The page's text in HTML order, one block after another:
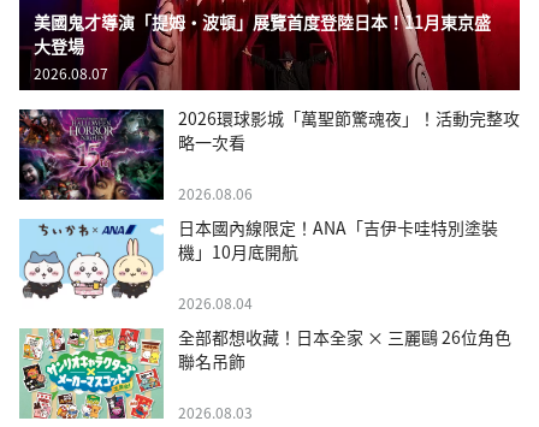
美國鬼才導演「提姆・波頓」展覽首度登陸日本！11月東京盛
大登場
2026.08.07
2026環球影城「萬聖節驚魂夜」！活動完整攻
略一次看
2026.08.06
日本國內線限定！ANA「吉伊卡哇特別塗裝
機」10月底開航
2026.08.04
全部都想收藏！日本全家 × 三麗鷗 26位角色
聯名吊飾
2026.08.03